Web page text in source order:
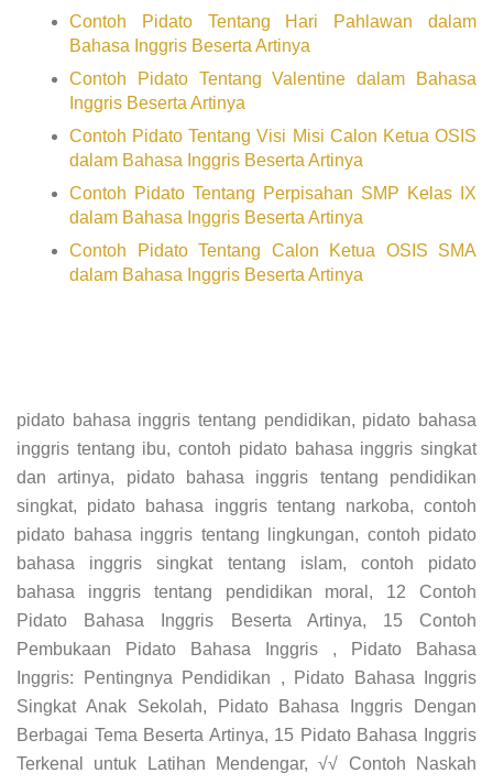
Contoh Pidato Tentang Hari Pahlawan dalam
Bahasa Inggris Beserta Artinya
Contoh Pidato Tentang Valentine dalam Bahasa
Inggris Beserta Artinya
Contoh Pidato Tentang Visi Misi Calon Ketua OSIS
dalam Bahasa Inggris Beserta Artinya
Contoh Pidato Tentang Perpisahan SMP Kelas IX
dalam Bahasa Inggris Beserta Artinya
Contoh Pidato Tentang Calon Ketua OSIS SMA
dalam Bahasa Inggris Beserta Artinya
pidato bahasa inggris tentang pendidikan, pidato bahasa
inggris tentang ibu, contoh pidato bahasa inggris singkat
dan artinya, pidato bahasa inggris tentang pendidikan
singkat, pidato bahasa inggris tentang narkoba, contoh
pidato bahasa inggris tentang lingkungan, contoh pidato
bahasa inggris singkat tentang islam, contoh pidato
bahasa inggris tentang pendidikan moral, 12 Contoh
Pidato Bahasa Inggris Beserta Artinya, 15 Contoh
Pembukaan Pidato Bahasa Inggris , Pidato Bahasa
Inggris: Pentingnya Pendidikan , Pidato Bahasa Inggris
Singkat Anak Sekolah, Pidato Bahasa Inggris Dengan
Berbagai Tema Beserta Artinya, 15 Pidato Bahasa Inggris
Terkenal untuk Latihan Mendengar, √√ Contoh Naskah